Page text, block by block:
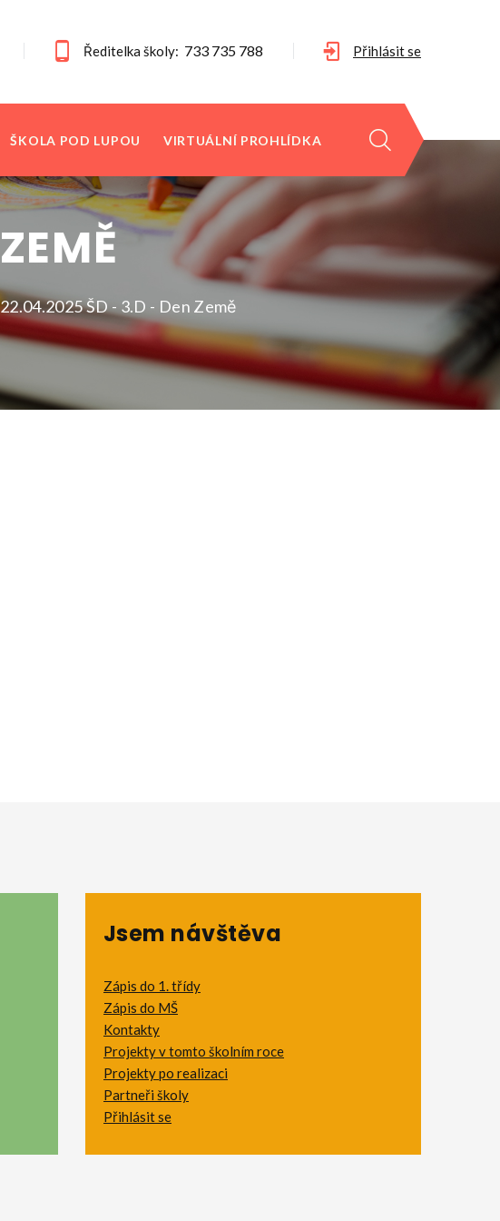
Ředitelka školy: 733 735 788 Přihlásit se
ŠKOLA POD LUPOU VIRTUÁLNÍ PROHLÍDKA
22.04.2025 ŠD - 3.D - Den Země
Jsem návštěva
Zápis do 1. třídy
Zápis do MŠ
Kontakty
Projekty v tomto školním roce
Projekty po realizaci
Partneři školy
Přihlásit se